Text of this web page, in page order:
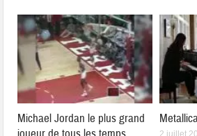
Michael Jordan le plus grand
2 juillet